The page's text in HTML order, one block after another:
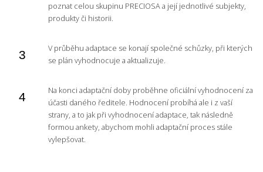
poznat celou skupinu PRECIOSA a její jednotlivé subjekty,
produkty či historii.
V průběhu adaptace se konají společné schůzky, při kterých
se plán vyhodnocuje a aktualizuje.
Na konci adaptační doby proběhne oficiální vyhodnocení za
účasti daného ředitele. Hodnocení probíhá ale i z vaší
strany, a to jak při vyhodnocení adaptace, tak následně
formou ankety, abychom mohli adaptační proces stále
vylepšovat.